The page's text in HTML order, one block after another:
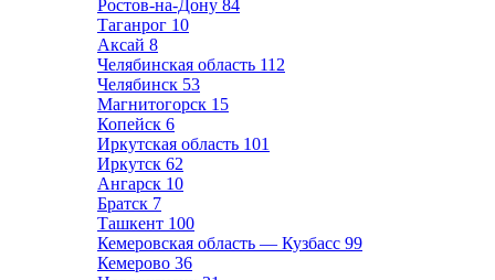
Ростов-на-Дону 84
Таганрог 10
Аксай 8
Челябинская область 112
Челябинск 53
Магнитогорск 15
Копейск 6
Иркутская область 101
Иркутск 62
Ангарск 10
Братск 7
Ташкент 100
Кемеровская область — Кузбасс 99
Кемерово 36